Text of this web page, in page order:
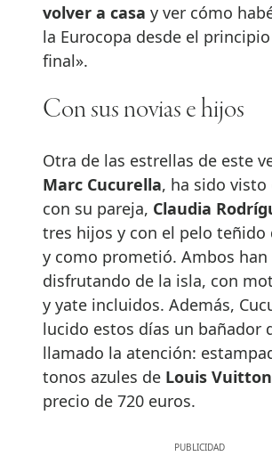
volver a casa y ver cómo
la Eurocopa desde el
final».
Con sus novias e hijos
Otra de las estrellas de este
Marc Cucurella, ha sido visto
con su pareja, Claudia
tres hijos y con el pelo teñido
y como prometió. Ambos han
disfrutando de la isla, con
y yate incluidos. Además,
lucido estos días un bañador
llamado la atención:
tonos azules de Louis Vuitton
precio de 720 euros.